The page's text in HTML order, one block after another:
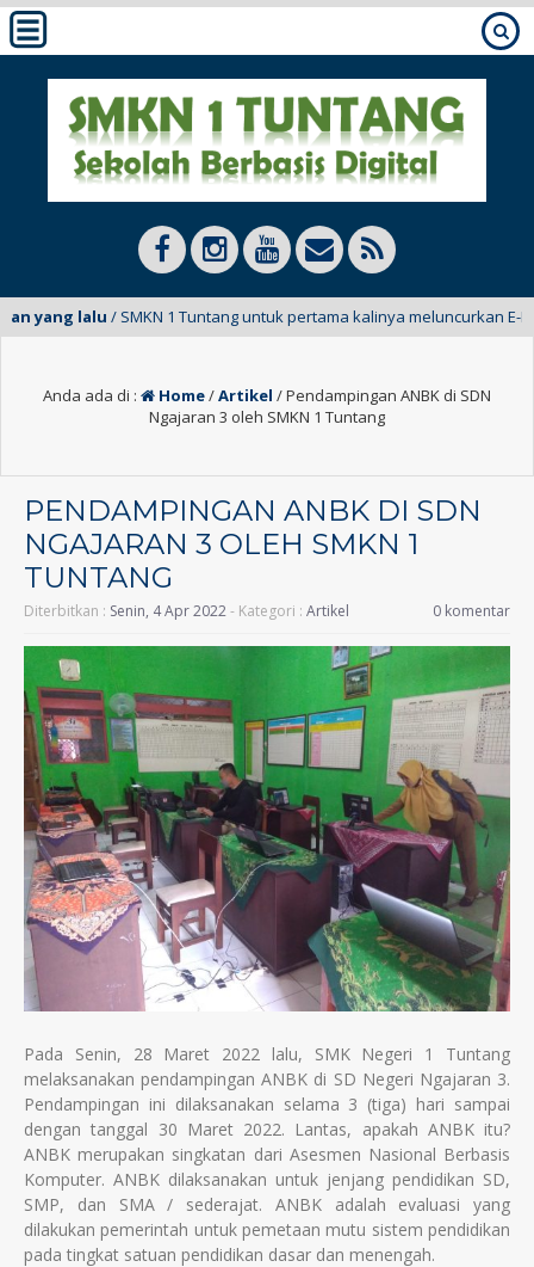
lalu/ SMKN 1 Tuntang untuk pertama kalinya meluncurkan E-
Anda ada di : Home/Artikel /Pendampingan ANBK di SDN
Ngajaran 3 oleh SMKN 1 Tuntang
PENDAMPINGAN ANBK DI SDN
NGAJARAN 3 OLEH SMKN 1
TUNTANG
Diterbitkan : Senin, 4 Apr 2022- Kategori : Artikel 0 komentar
Pada Senin, 28 Maret 2022 lalu, SMK Negeri 1 Tuntang
melaksanakan pendampingan ANBK di SD Negeri Ngajaran 3.
Pendampingan ini dilaksanakan selama 3 (tiga) hari sampai
dengan tanggal 30 Maret 2022. Lantas, apakah ANBK itu?
ANBK merupakan singkatan dari Asesmen Nasional Berbasis
Komputer. ANBK dilaksanakan untuk jenjang pendidikan SD,
SMP, dan SMA / sederajat. ANBK adalah evaluasi yang
dilakukan pemerintah untuk pemetaan mutu sistem pendidikan
pada tingkat satuan pendidikan dasar dan menengah.